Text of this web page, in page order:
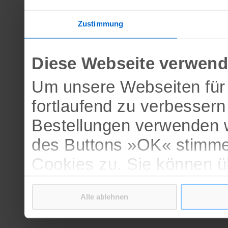
Zustimmung
Diese Webseite
Um unsere Webseiten
fortlaufend zu
Bestellungen
des Buttons »OK«
Cookies zu. Sie können
verschiedenen Cookies
bestätigen.
Weitere Informationen
Alle ablehnen